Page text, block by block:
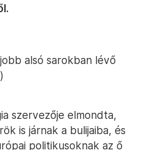
alsó sarokban lévő
szervezője elmondta,
is járnak a bulijaiba, és
politikusoknak az ő